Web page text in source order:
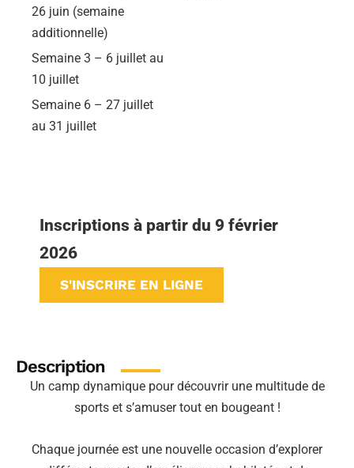
26 juin (semaine
additionnelle)
Semaine 3 – 6 juillet au
10 juillet
Semaine 6 – 27 juillet
au 31 juillet
Inscriptions à partir du 9 février
2026
S'INSCRIRE EN LIGNE
Description
Un camp dynamique pour découvrir une multitude de
sports et s’amuser tout en bougeant !
Chaque journée est une nouvelle occasion d’explorer